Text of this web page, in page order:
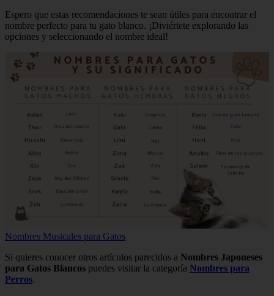
Espero que estas recomendaciones te sean útiles para encontrar el
nombre perfecto para tu gato blanco. ¡Diviértete explorando las
opciones y seleccionando el nombre ideal!
Nombres Musicales para Gatos
Si quieres conocer otros artículos parecidos a Nombres Japoneses
para Gatos Blancos puedes visitar la categoría Nombres para
Perros.